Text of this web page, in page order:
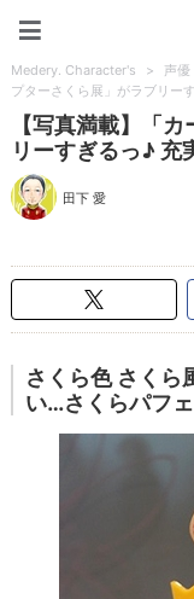
Medery. Character's > 声優
プターさくら展」がラブリー
【写真満載】「
リーすぎるっ♪ 充
田下 愛
さくら色 さくら
い…さくらパフェ